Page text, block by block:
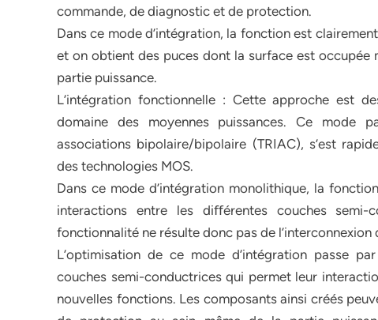
commande, de diagnostic et de protection.
Dans ce mode d’intégration, la fonction est
et on obtient des puces dont la surface est
partie puissance.
L’intégration fonctionnelle : Cette approche est
domaine des moyennes puissances. Ce mode
associations bipolaire/bipolaire (TRIAC), s’est
des technologies MOS.
Dans ce mode d’intégration monolithique, la
interactions entre les diﬀérentes couches
fonctionnalité ne résulte donc pas de
L’optimisation de ce mode d’intégration passe
couches semi-conductrices qui permet leur
nouvelles fonctions. Les composants ainsi créés